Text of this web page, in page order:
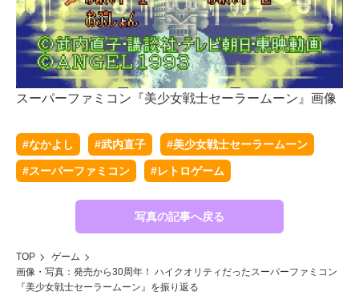
スーパーファミコン『美少女戦士セーラームーン』画像
#なかよし #武内直子 #美少女戦士セーラームーン
#スーパーファミコン #レトロゲーム
写真の記事へ戻る
TOP
ゲーム
画像・写真：発売から30周年！ ハイクオリティだったスーパーファミコン
『美少女戦士セーラームーン』を振り返る